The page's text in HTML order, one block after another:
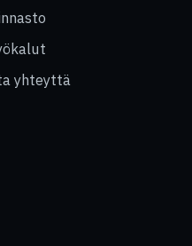
yhteyttä